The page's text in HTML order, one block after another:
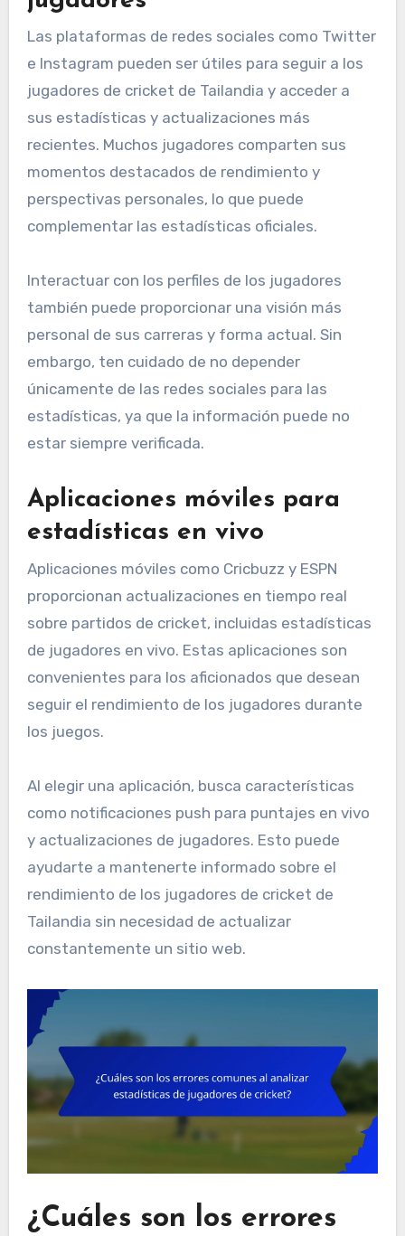
Las plataformas de redes sociales como Twitter
e Instagram pueden ser útiles para seguir a los
jugadores de cricket de Tailandia y acceder a
sus estadísticas y actualizaciones más
recientes. Muchos jugadores comparten sus
momentos destacados de rendimiento y
perspectivas personales, lo que puede
complementar las estadísticas oficiales.
Interactuar con los perfiles de los jugadores
también puede proporcionar una visión más
personal de sus carreras y forma actual. Sin
embargo, ten cuidado de no depender
únicamente de las redes sociales para las
estadísticas, ya que la información puede no
estar siempre verificada.
Aplicaciones móviles para
estadísticas en vivo
Aplicaciones móviles como Cricbuzz y ESPN
proporcionan actualizaciones en tiempo real
sobre partidos de cricket, incluidas estadísticas
de jugadores en vivo. Estas aplicaciones son
convenientes para los aficionados que desean
seguir el rendimiento de los jugadores durante
los juegos.
Al elegir una aplicación, busca características
como notificaciones push para puntajes en vivo
y actualizaciones de jugadores. Esto puede
ayudarte a mantenerte informado sobre el
rendimiento de los jugadores de cricket de
Tailandia sin necesidad de actualizar
constantemente un sitio web.
¿Cuáles son los errores